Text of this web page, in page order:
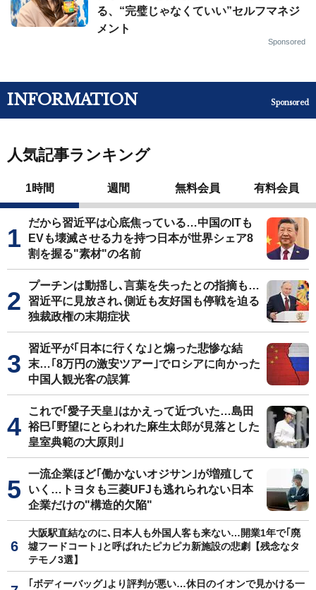
る、“完璧じゃなくていい”セルフマネジ
メント
Sponsored
INFORMATION Sponsored
人気記事ランキング
1時間 週間 無料会員 有料会員
だから習近平は心底焦っている…中国のITも
EVも壊滅させる力を持つ日本が世界シェア8
割を握る"素材"の名前
プーチンは動揺し､言葉を失ったとの指摘も…
習近平に見放され､側近も友好国も停戦を迫る
独裁政権の末期症状
習近平が｢日本に行くな｣と煽った悲惨な結
末…｢8万円の激安ツアー｣でロシアに向かった
中国人観光客の誤算
これで｢愛子天皇｣はかえって近づいた…島田
裕巳｢野望にとらわれた麻生太郎が見落とした
皇室典範の大原則｣
一流企業ほど｢働かないオジサン｣が増殖して
いく…トヨタも三菱UFJも逃れられない日本
企業だけの"構造的欠陥"
大阪駅直結なのに､日本人も外国人客も来ない…開業1年で｢廃
墟フードコート｣と呼ばれたピカピカ新施設の悲劇【残念なタ
テモノ3選】
｢ボディーバッグ｣より評判が悪い…休日のイオンで見かける一